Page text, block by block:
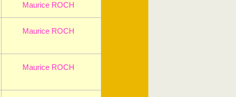
Maurice ROCH
Maurice ROCH
Maurice ROCH